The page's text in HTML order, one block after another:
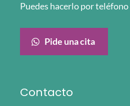
Puedes hacerlo por
Pide una cita
Contacto